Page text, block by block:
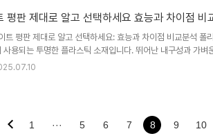
니다. 본 글에서는 흰머리의 원인과 ..
평판 제대로 알고 선택하세요 효능과 차이점 비
평판 제대로 알고 선택하세요: 효능과 차이점 비교분석 폴
사용되는 투명한 플라스틱 소재입니다. 뛰어난 내구성과 가벼
시중에는 다양한 종류의 폴리카보네이트 평판이 존재하여 소
1 ··· 5 6 7 8 9 10